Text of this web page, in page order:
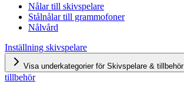
Nålar till skivspelare
Stålnålar till grammofoner
Nålvård
Inställning skivspelare
Visa underkategorier för Skivspelare & tillbehör
tillbehör